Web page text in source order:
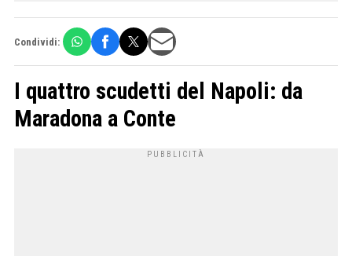
Condividi:
I quattro scudetti del Napoli: da
Maradona a Conte